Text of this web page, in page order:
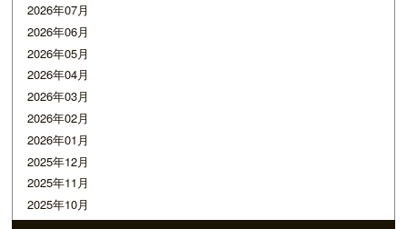
2026年07月
2026年06月
2026年05月
2026年04月
2026年03月
2026年02月
2026年01月
2025年12月
2025年11月
2025年10月